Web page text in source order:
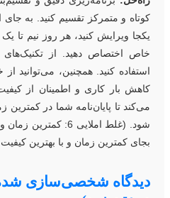
و متمرکز تقسیم کنید. به جای اینکه
ویرایش کنید، هر روز نیم تا یک
اختصاص دهید. از تکنیک‌های
کنید. همچنین، می‌توانید از
بار کاری و اطمینان از کیفیت
تا پایان‌نامه شما در کمترین
شود. (غلط املایی 6: کمترین
کمترین زمان و با بهترین کیفیت
شخصی‌سازی شده به